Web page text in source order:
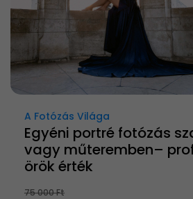
A Fotózás Világa
Egyéni portré fotózás
vagy műteremben–
örök érték
75 000 Ft